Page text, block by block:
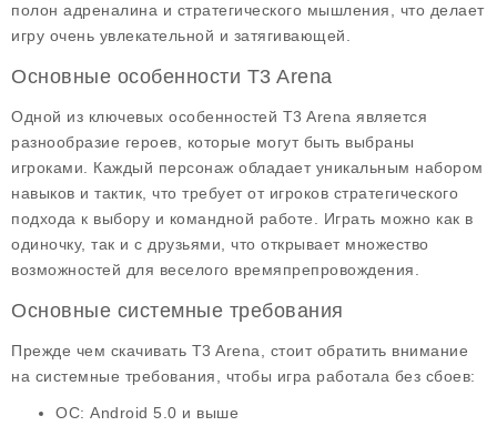
полон адреналина и стратегического мышления, что делает
игру очень увлекательной и затягивающей.
Основные особенности T3 Arena
Одной из ключевых особенностей T3 Arena является
разнообразие героев , которые могут быть выбраны
игроками. Каждый персонаж обладает уникальным набором
навыков и тактик, что требует от игроков стратегического
подхода к выбору и командной работе. Играть можно как в
одиночку, так и с друзьями, что открывает множество
возможностей для веселого времяпрепровождения.
Основные системные требования
Прежде чем скачивать T3 Arena, стоит обратить внимание
на системные требования, чтобы игра работала без сбоев:
ОС: Android 5.0 и выше